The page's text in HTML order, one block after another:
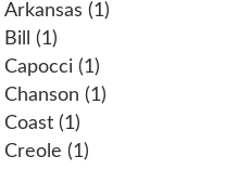
Arkansas (1)
Bill
(1)
Capocci (1)
Chanson (1)
Coast (1)
Creole (1)